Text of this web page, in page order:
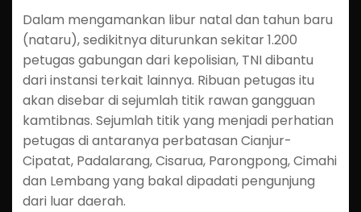
Dalam mengamankan libur natal dan tahun baru
(nataru), sedikitnya diturunkan sekitar 1.200
petugas gabungan dari kepolisian, TNI dibantu
dari instansi terkait lainnya. Ribuan petugas itu
akan disebar di sejumlah titik rawan gangguan
kamtibnas. Sejumlah titik yang menjadi perhatian
petugas di antaranya perbatasan Cianjur-
Cipatat, Padalarang, Cisarua, Parongpong, Cimahi
dan Lembang yang bakal dipadati pengunjung
dari luar daerah.